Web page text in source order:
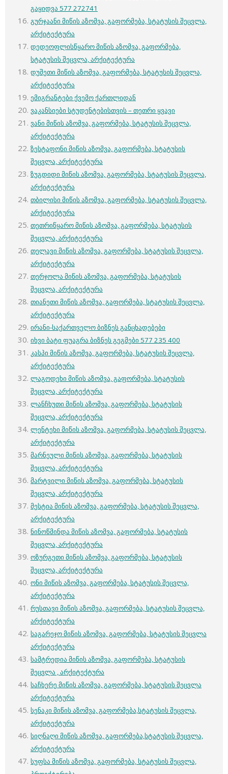
გაყიდვა 577 272741
გურჯაანი მიწის აზომვა, გაფორმება, სტატუსის შეცვლა,
არქიტექტურა
დედეოფლისწყარო მიწის აზომვა, გაფორმება,
სტატუსის შეცვლა, არქიტექტურა
დუშეთი მიწის აზომვა, გაფორმება, სტატუსის შეცვლა,
არქიტექტურა
ემიგრანტები ქვემო ქართლიდან
ვაკანსიები სტუდენტებისთვის – თეთრი ყვავი
ვანი მიწის აზომვა, გაფორმება, სტატუსის შეცვლა,
არქიტექტურა
ზესტაფონი მიწის აზომვა, გაფორმება, სტატუსის
შეცვლა, არქიტექტურა
ზუგდიდი მიწის აზომვა, გაფორმება, სტატუსის შეცვლა,
არქიტექტურა
თბილისი მიწის აზომვა, გაფორმება, სტატუსის შეცვლა,
არქიტექტურა
თეთრიწყარო მიწის აზომვა, გაფორმება, სტატუსის
შეცვლა, არქიტექტურა
თელავი მიწის აზომვა, გაფორმება, სტატუსის შეცვლა,
არქიტექტურა
თერჯოლა მიწის აზომვა, გაფორმება, სტატუსის
შეცვლა, არქიტექტურა
თიანეთი მიწის აზომვა, გაფორმება, სტატუსის შეცვლა,
არქიტექტურა
ირანი-საქართველო ბიზნეს განცხადებები
იხვი ბატი ფუაგრა ბიზნეს გეგმები 577 235 400
კასპი მიწის აზომვა, გაფორმება, სტატუსის შეცვლა,
არქიტექტურა
ლაგოდეხი მიწის აზომვა, გაფორმება, სტატუსის
შეცვლა, არქიტექტურა
ლანჩხუთი მიწის აზომვა, გაფორმება, სტატუსის
შეცვლა, არქიტექტურა
ლენტეხი მიწის აზომვა, გაფორმება, სტატუსის შეცვლა,
არქიტექტურა
მარნეული მიწის აზომვა, გაფორმება, სტატუსის
შეცვლა, არქიტექტურა
მარტვილი მიწის აზომვა, გაფორმება, სტატუსის
შეცვლა, არქიტექტურა
მესტია მიწის აზომვა, გაფორმება, სტატუსის შეცვლა,
არქიტექტურა
ნინოწმინდა მიწის აზომვა, გაფორმება, სტატუსის
შეცვლა, არქიტექტურა
ოზურგეთი მიწის აზომვა, გაფორმება, სტატუსის
შეცვლა, არქიტექტურა
ონი მიწის აზომვა, გაფორმება, სტატუსის შეცვლა,
არქიტექტურა
რუსთავი მიწის აზომვა, გაფორმება, სტატუსის შეცვლა,
არქიტექტურა
საგარეჯო მიწის აზომვა, გაფორმება, სტატუსის შეცვლა
არქიტექტურა
სამტრედია მიწის აზომვა, გაფორმება, სტატუსის
შეცვლა , არქიტექტურა
საჩხერე მიწის აზომვა, გაფორმება, სტატუსის შეცვლა
არქიტექტურა
სენაკი მიწის აზომვა, გაფორმება,სტატუსის შეცვლა,
არქიტექტურა
სიღნაღი მიწის აზომვა, გაფორმება,სტატუსის შეცვლა,
არქიტექტურა
სუფსა მიწის აზომვა, გაფორმება, სტატუსის შეცვლა,